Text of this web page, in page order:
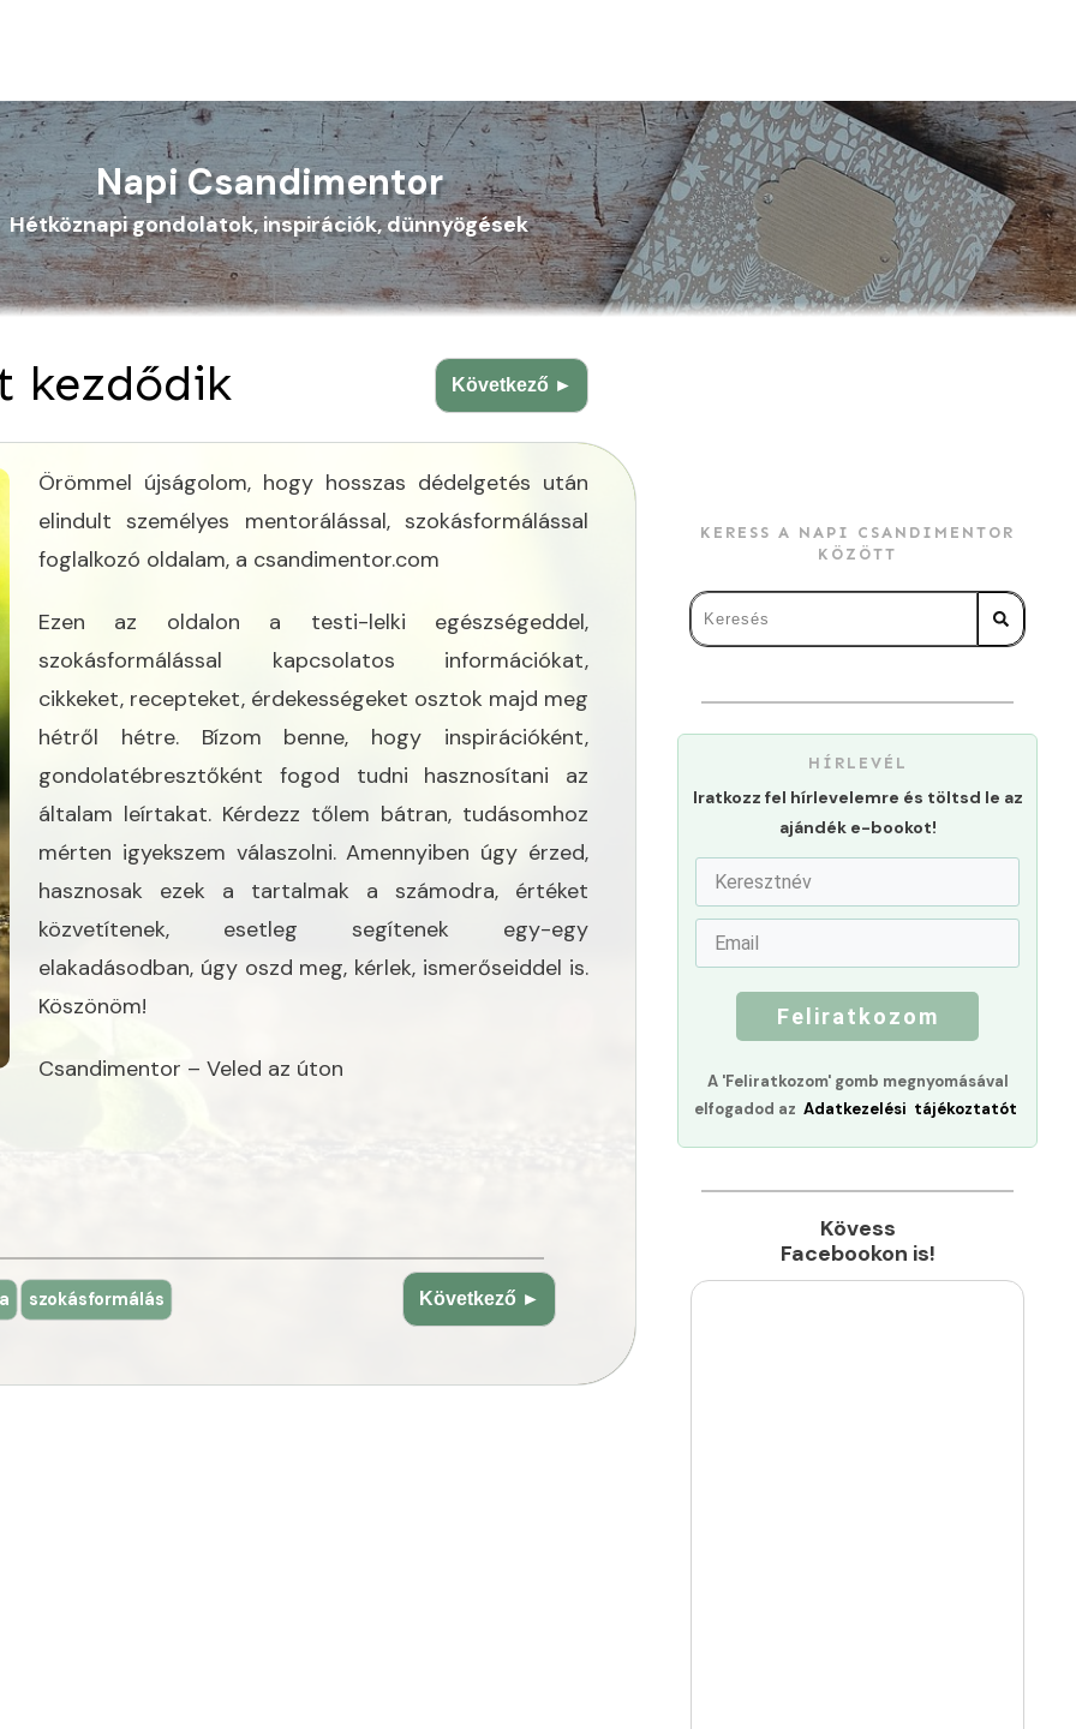
Napi Csandimentor
Hétköznapi gondolatok, inspirációk, dünnyögések
Következő ►
kezdődik
Örömmel újságolom, hogy hosszas dédelgetés után
elindult személyes mentorálással, szokásformálással
foglalkozó oldalam, a csandimentor.com
Ezen az oldalon a testi-lelki egészségeddel,
szokásformálással kapcsolatos információkat,
cikkeket, recepteket, érdekességeket osztok majd meg
hétről hétre. Bízom benne, hogy inspirációként,
gondolatébresztőként fogod tudni hasznosítani az
általam leírtakat. Kérdezz tőlem bátran, tudásomhoz
mérten igyekszem válaszolni. Amennyiben úgy érzed,
hasznosak ezek a tartalmak a számodra, értéket
közvetítenek, esetleg segítenek egy-egy
elakadásodban, úgy oszd meg, kérlek, ismerőseiddel is.
Köszönöm!
Csandimentor – Veled az úton
Következő ►
szokásformálás
KERESS A NAPI CSANDIMENTOR
KÖZÖTT
HÍRLEVÉL
Iratkozz fel hírlevelemre és töltsd le az
ajándék e-bookot!
Feliratkozom
A 'Feliratkozom' gomb megnyomásával
elfogadod az Adatkezelési tájékoztatót
Kövess
Facebookon is!